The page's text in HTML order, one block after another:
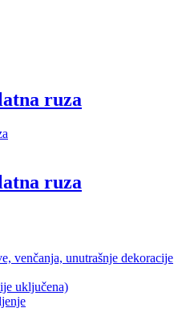
ruza
ruza
venčanja, unutrašnje dekoracije
uključena)